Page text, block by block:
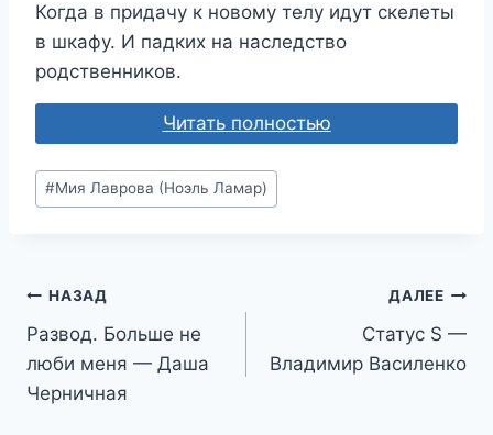
Когда в придачу к новому телу идут скелеты
в шкафу. И падких на наследство
родственников.
Читать полностью
Метки
записи:
#Мия Лаврова (Ноэль Ламар)
Навигация
по
записям
НАЗАД
Развод. Больше не
люби меня — Даша
Черничная
ДАЛЕЕ
Статус S —
Владимир Василенко